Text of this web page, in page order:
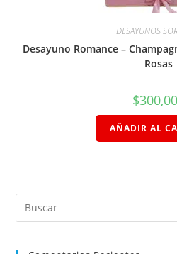
DESAYUNOS
Desayuno Romance –
Rosas
$
AÑADIR AL